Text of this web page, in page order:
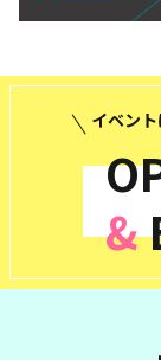
&
イベン